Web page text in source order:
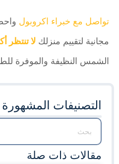
تواصل مع خبراء اكروبولواحصل
مجانية لتقييم منزلكلا تنتظر أكثر!
الشمس النظيفة والموفرة
التصنيفات المشهورة
مقالات ذات صلة